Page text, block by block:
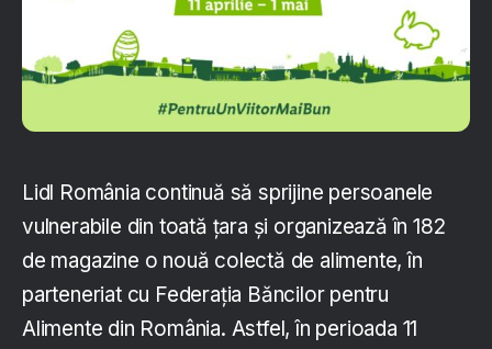
Lidl România continuă să sprijine persoanele
vulnerabile din toată țara și organizează în 182
de magazine o nouă colectă de alimente, în
parteneriat cu Federația Băncilor pentru
Alimente din România. Astfel, în perioada 11